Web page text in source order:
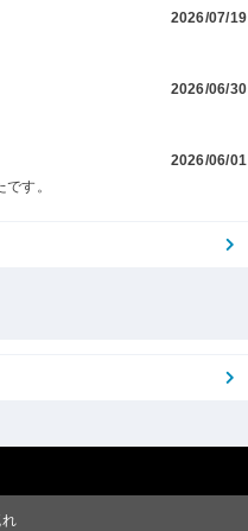
2026/07/19
2026/06/30
2026/06/01
す。